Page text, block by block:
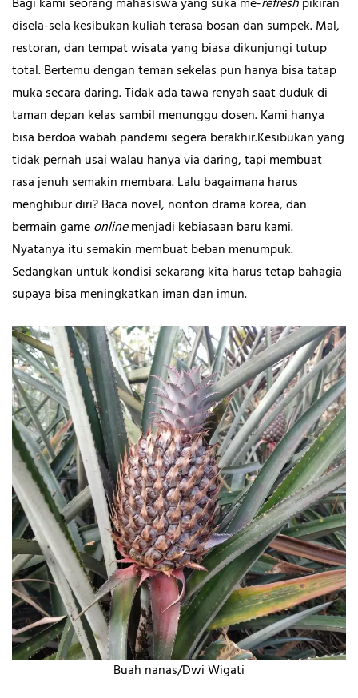
disela-sela kesibukan kuliah terasa bosan dan sumpek. Mal,
restoran, dan tempat wisata yang biasa dikunjungi tutup
total. Bertemu dengan teman sekelas pun hanya bisa tatap
muka secara daring. Tidak ada tawa renyah saat duduk di
taman depan kelas sambil menunggu dosen. Kami hanya
bisa berdoa wabah pandemi segera berakhir.Kesibukan yang
tidak pernah usai walau hanya via daring, tapi membuat
rasa jenuh semakin membara. Lalu bagaimana harus
menghibur diri? Baca novel, nonton drama korea, dan
bermain gameonlinemenjadi kebiasaan baru kami.
Nyatanya itu semakin membuat beban menumpuk.
Sedangkan untuk kondisi sekarang kita harus tetap bahagia
supaya bisa meningkatkan iman dan imun.
Buah nanas/Dwi Wigati